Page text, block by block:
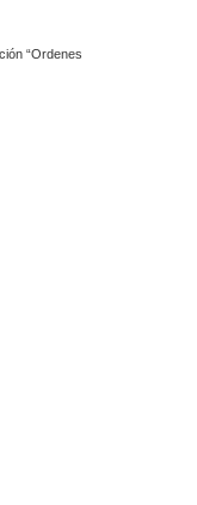
“Ordenes